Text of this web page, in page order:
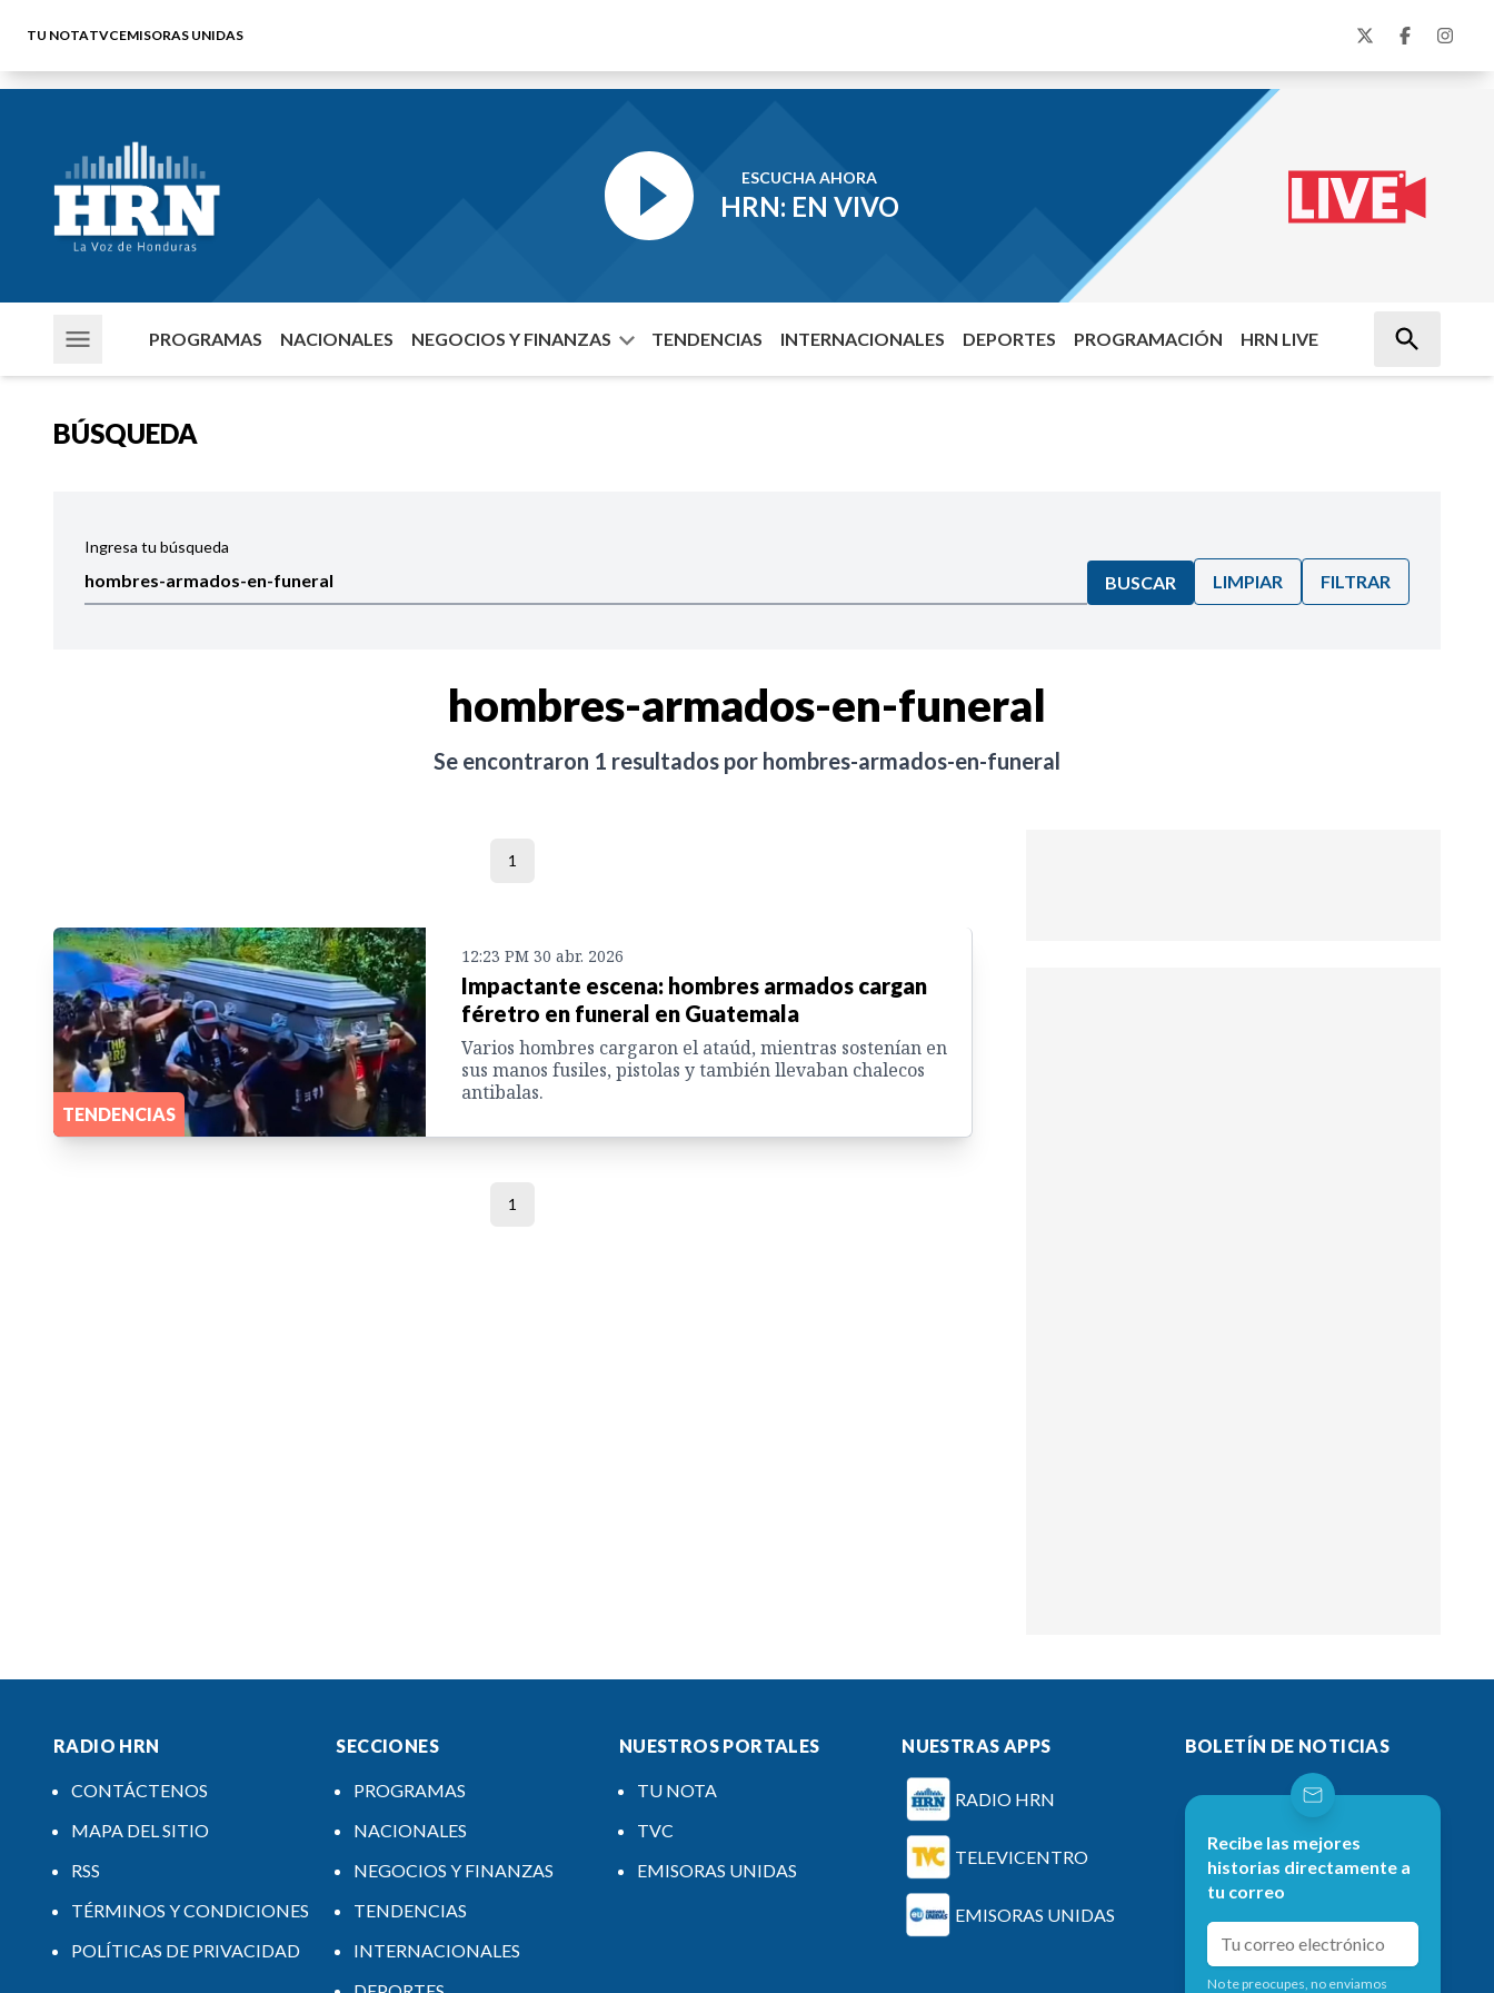
TU NOTATVCEMISORAS UNIDAS
ESCUCHA AHORA
HRN: EN VIVO
PROGRAMAS NACIONALES NEGOCIOS Y FINANZAS TENDENCIAS INTERNACIONALES DEPORTES PROGRAMACIÓN HRN LIVE
BÚSQUEDA
Ingresa tu búsqueda
BUSCAR LIMPIAR FILTRAR
hombres-armados-en-funeral
Se encontraron 1 resultados por hombres-armados-en-funeral
1
TENDENCIAS
12:23 PM 30 abr. 2026
Impactante escena: hombres armados cargan
féretro en funeral en Guatemala
Varios hombres cargaron el ataúd, mientras sostenían en
sus manos fusiles, pistolas y también llevaban chalecos
antibalas.
1
RADIO HRN
CONTÁCTENOS
MAPA DEL SITIO
RSS
TÉRMINOS Y CONDICIONES
POLÍTICAS DE PRIVACIDAD
SECCIONES
PROGRAMAS
NACIONALES
NEGOCIOS Y FINANZAS
TENDENCIAS
INTERNACIONALES
NUESTROS PORTALES
TU NOTA
TVC
EMISORAS UNIDAS
NUESTRAS APPS
RADIO HRN
TELEVICENTRO
EMISORAS UNIDAS
BOLETÍN DE NOTICIAS
Recibe las mejores
historias directamente a
tu correo
No te preocupes, no enviamos